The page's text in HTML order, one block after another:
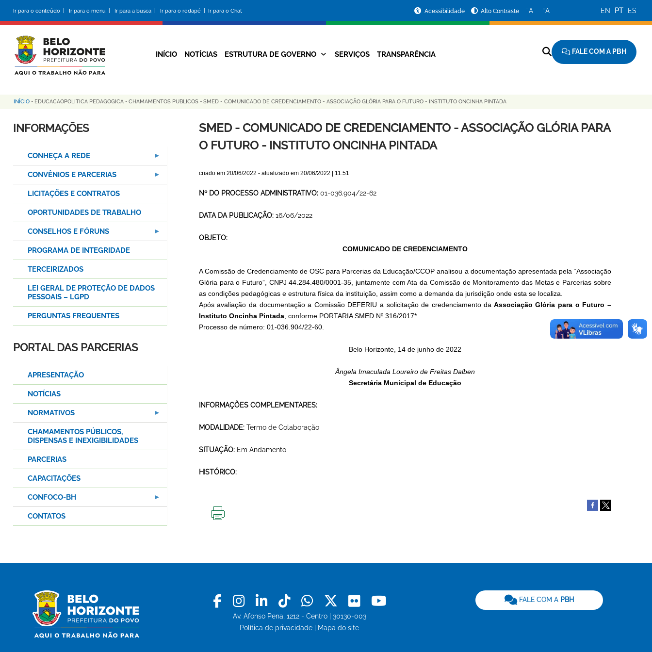
conteúdo
principal
Ir para o conteúdo | Ir para o menu | Ir para a busca | Ir para o rodapé | Ir para o Chat
da
Prefeitura
Acessibilidade Alto Contraste −A +A EN PT ES
Navegação
INÍCIO NOTÍCIAS ESTRUTURA DE GOVERNO SERVIÇOS TRANSPARÊNCIA FALE COM A PBH
Trilha
de
INÍCIO - EDUCACAOPOLITICA PEDAGOGICA - CHAMAMENTOS PUBLICOS - SMED - COMUNICADO DE CREDENCIAMENTO - ASSOCIAÇÃO GLÓRIA PARA O FUTURO - INSTITUTO ONCINHA PINTADA
SMED - COMUNICADO DE CREDENCIAMENTO - ASSOCIAÇÃO GLÓRIA PARA
O FUTURO - INSTITUTO ONCINHA PINTADA
criado em 20/06/2022 - atualizado em 20/06/2022 | 11:51
Nº DO PROCESSO ADMINISTRATIVO: 01-036.904/22-62
DATA DA PUBLICAÇÃO: 16/06/2022
OBJETO:
COMUNICADO DE CREDENCIAMENTO
A Comissão de Credenciamento de OSC para Parcerias da Educação/CCOP analisou a documentação apresentada pela “Associação
Glória para o Futuro”, CNPJ 44.284.480/0001-35, juntamente com Ata da Comissão de Monitoramento das Metas e Parcerias sobre
as condições pedagógicas e estrutura física da instituição, assim como a demanda da jurisdição onde esta se localiza.
Após avaliação da documentação a Comissão DEFERIU a solicitação de credenciamento da Associação Glória para o Futuro –
Instituto Oncinha Pintada, conforme PORTARIA SMED Nº 316/2017*.
Processo de número: 01-036.904/22-60.
Belo Horizonte, 14 de junho de 2022
Ângela Imaculada Loureiro de Freitas Dalben
Secretária Municipal de Educação
INFORMAÇÕES COMPLEMENTARES:
MODALIDADE: Termo de Colaboração
SITUAÇÃO: Em Andamento
HISTÓRICO:
INFORMAÇÕES
CONHEÇA A REDE
CONVÊNIOS E PARCERIAS
LICITAÇÕES E CONTRATOS
OPORTUNIDADES DE TRABALHO
CONSELHOS E FÓRUNS
PROGRAMA DE INTEGRIDADE
TERCEIRIZADOS
LEI GERAL DE PROTEÇÃO DE DADOS
PESSOAIS – LGPD
PERGUNTAS FREQUENTES
PORTAL DAS PARCERIAS
APRESENTAÇÃO
NOTÍCIAS
NORMATIVOS
CHAMAMENTOS PÚBLICOS,
DISPENSAS E INEXIGIBILIDADES
PARCERIAS
CAPACITAÇÕES
CONFOCO-BH
CONTATOS
Facebook
Instagram
LinkedinTiktokWhatsapp
X Flickr
Av. Afonso Pena, 1212 - Centro | 30130-003
Política de privacidade
Mapa do site
FALE COM A PBH